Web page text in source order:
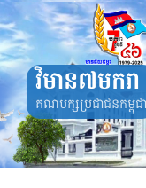
Skip
to
content
វិមាន៧មករា
គណបក្សប្រជាជនកម្ពុជា